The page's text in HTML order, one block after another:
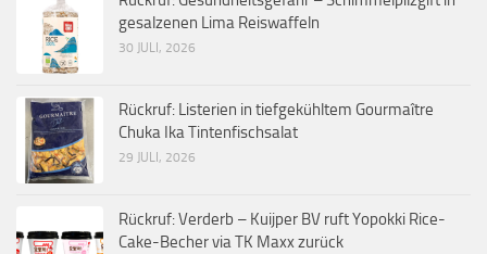
gesalzenen Lima Reiswaffeln
30 JULI, 2026
Rückruf: Listerien in tiefgekühltem Gourmaître
Chuka Ika Tintenfischsalat
29 JULI, 2026
Rückruf: Verderb – Kuijper BV ruft Yopokki Rice-
Cake-Becher via TK Maxx zurück